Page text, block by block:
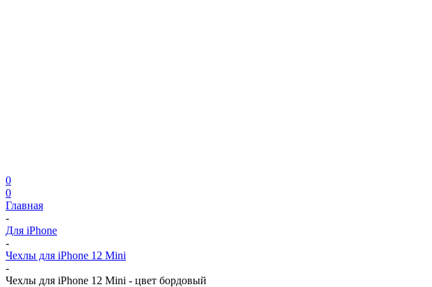
0
0
Главная
-
Для iPhone
-
Чехлы для iPhone 12 Mini
-
Чехлы для iPhone 12 Mini - цвет бордовый